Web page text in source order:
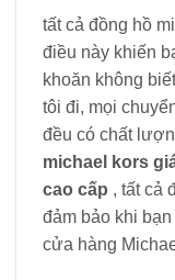
tất cả đồng hồ
điều này khiến
khoăn không
tôi đi, mọi
đều có chất
michael kors
cao cấp , tất cả
đảm bảo khi
cửa hàng